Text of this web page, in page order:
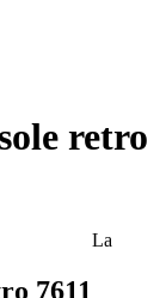
retro
7611
La